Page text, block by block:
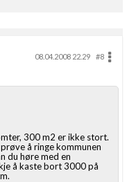
08.04.2008 22.29
#8
300 m2 er ikke stort.
å ringe kommunen
du høre med en
å kaste bort 3000 på